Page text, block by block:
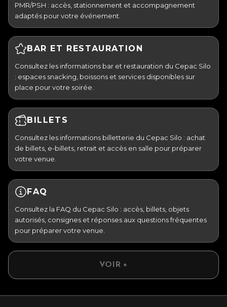
PMR/PSH : accès, stationnement et accompagnement
adaptés pour votre événement.
BAR ET RESTAURATION
Consultez les informations bar et restauration du Cepac Silo
: espaces snacking, boissons et services disponibles sur
place pour votre soirée.
BILLETS
Consultez les informations billetterie du Cepac Silo : achat
de billets, e-billets, retrait et accès en salle pour préparer
votre venue.
FAQ
Consultez la FAQ du Cepac Silo : accès, billets, objets
autorisés, consignes et réponses aux questions fréquentes
pour préparer votre venue.
VOIR +